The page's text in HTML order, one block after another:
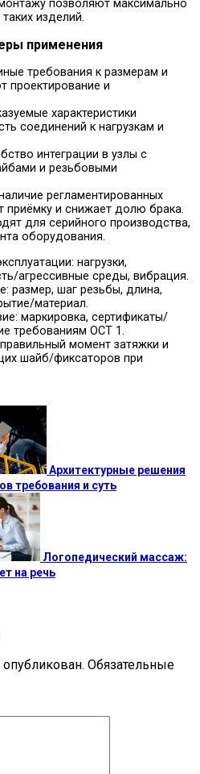
позволяют максимально
изделий.
применения
требования к размерам и
проектирование и
характеристики
соединений к нагрузкам и
интеграции в узлы с
и резьбовыми
регламентированных
приёмку и снижает долю брака.
для серийного производства,
оборудования.
нагрузки,
агрессивные среды, вибрация.
размер, шаг резьбы, длина,
материал.
маркировка, сертификаты/
требованиям ОСТ 1.
момент затяжки и
шайб/фиксаторов при
Архитектурные решения
требования и суть
Логопедический массаж:
на речь
Обязательные